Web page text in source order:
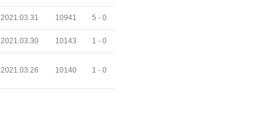
2021.03.31 10941 5 - 0
2021.03.30 10143 1 - 0
2021.03.26 10140 1 - 0